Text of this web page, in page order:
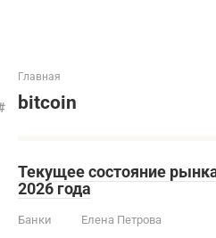
Главная
bitcoin
Текущее состояние
2026 года
Банки Елена Петрова